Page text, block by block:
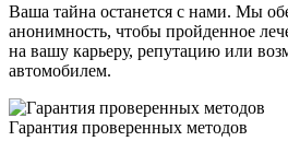
Ваша тайна останется с нами. Мы
анонимность, чтобы пройденное
на вашу карьеру, репутацию или
автомобилем.
Гарантия проверенных методов